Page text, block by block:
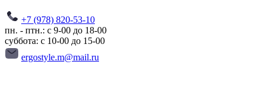
+7 (978) 820-53-10
пн. - птн.: с 9-00 до 18-00
суббота: с 10-00 до 15-00
ergostyle.m@mail.ru